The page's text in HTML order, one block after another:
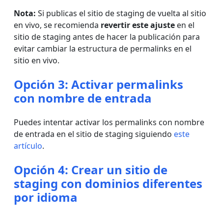
Nota: Si publicas el sitio de staging de vuelta al sitio
en vivo, se recomienda revertir este ajuste en el
sitio de staging antes de hacer la publicación para
evitar cambiar la estructura de permalinks en el
sitio en vivo.
Opción 3: Activar permalinks
con nombre de entrada
Puedes intentar activar los permalinks con nombre
de entrada en el sitio de staging siguiendo este
artículo.
Opción 4: Crear un sitio de
staging con dominios diferentes
por idioma